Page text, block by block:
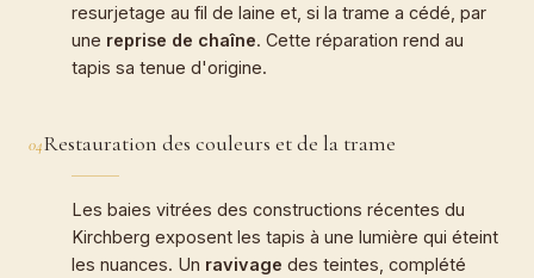
resurjetage au fil de laine et, si la trame a cédé, par
une reprise de chaîne. Cette réparation rend au
tapis sa tenue d'origine.
04Restauration des couleurs et de la trame
Les baies vitrées des constructions récentes du
Kirchberg exposent les tapis à une lumière qui éteint
les nuances. Un ravivage des teintes, complété